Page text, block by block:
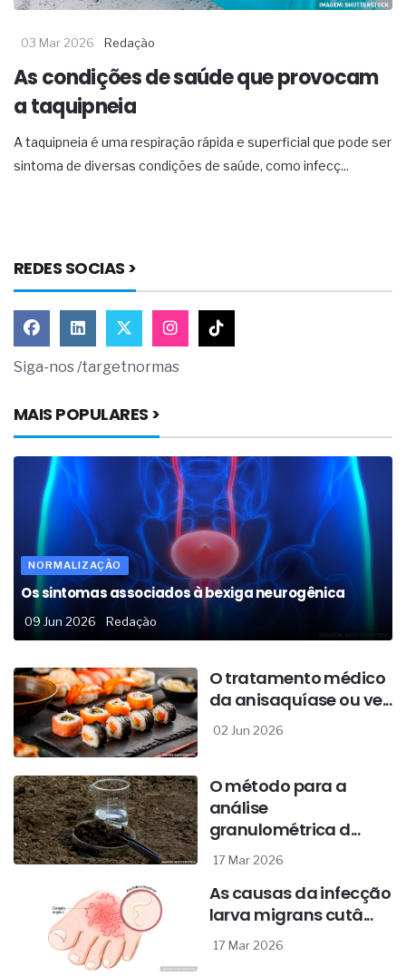
03 Mar 2026 Redação
As condições de saúde que provocam
a taquipneia
A taquipneia é uma respiração rápida e superficial que pode ser
sintoma de diversas condições de saúde, como infecç...
REDES SOCIAS >
Siga-nos /targetnormas
MAIS POPULARES >
NORMALIZAÇÃO
Os sintomas associados à bexiga neurogênica
09 Jun 2026 Redação
O tratamento médico
da anisaquíase ou ve...
02 Jun 2026
O método para a
análise
granulométrica d...
17 Mar 2026
As causas da infecção
larva migrans cutâ...
17 Mar 2026